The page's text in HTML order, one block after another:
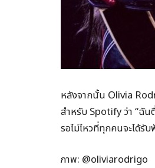
หลังจากนั้น Olivia
สำหรับ Spotify ว่า “ฉั
รอไม่ไหวที่ทุกคนจะได้รั
ภาพ: @oliviarodrigo